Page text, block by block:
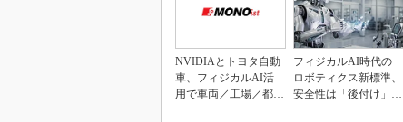
NVIDIAとトヨタ自動
車、フィジカルAI活
用で車両／工場／都市
フィジカルAI時代の
ロボティクス新標準、
安全性は「後付け」で